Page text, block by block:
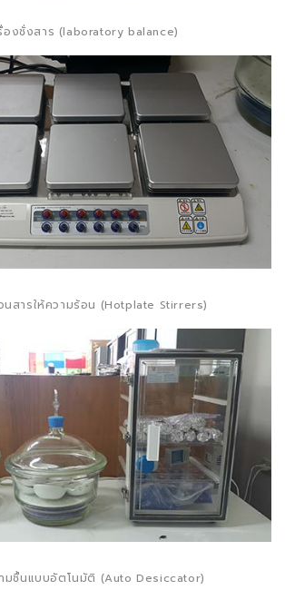
องชั่งสาร (laboratory balance)
นสารให้ความร้อน (Hotplate Stirrers)
มชื้นแบบอัตโนมัติ (Auto Desiccator)